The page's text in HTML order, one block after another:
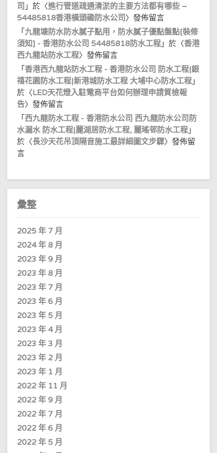
司 」於〈進行管道疏通清淤的主要方法都有哪些 –
54485818香港橫頭磡防水公司 〉發佈留言
「 九龍塘防水防水膩子點用，防水膩子優點盤點[裝修
須知] - 香港防水公司 54485818防水工程 」於〈香港
西九龍站防水工程〉發佈留言
「 香港西九龍站防水工程 - 香港防水公司 防水工程|銀
禧花園防水工程|新港城防水工程 大埔中心防水工程 」
於〈LED天花燈入駐電商平台如何辦理申請質檢報
告〉發佈留言
「 西九龍防水工程 - 香港防水公司 西九龍防水公司防
水漏水 防水工程|麗湖居防水工程, 麗瑤邨防水工程 」
於〈長沙天花吊頂隔音施工最詳細圖文步驟〉發佈留
言
彙整
2025 年 7 月
2024 年 8 月
2023 年 9 月
2023 年 8 月
2023 年 7 月
2023 年 6 月
2023 年 5 月
2023 年 4 月
2023 年 3 月
2023 年 2 月
2023 年 1 月
2022 年 11 月
2022 年 9 月
2022 年 7 月
2022 年 6 月
2022 年 5 月